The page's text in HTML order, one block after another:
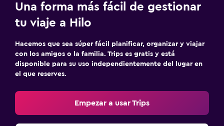
Una forma más fácil de gestionar
tu viaje a Hilo
Hacemos que sea súper fácil planificar, organizar y viajar
con los amigos o la familia. Trips es gratis y está
disponible para su uso independientemente del lugar en
el que reserves.
Empezar a usar Trips